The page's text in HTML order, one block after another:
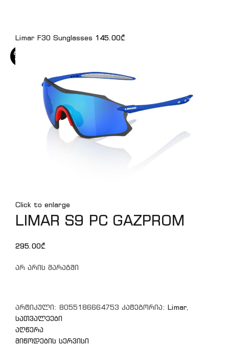
Limar F30 Sunglasses 145.00₾
ᲒᲐᲧᲘᲓ
ᲣᲚᲘᲐ
Click to enlarge
LIMAR S9 PC GAZPROM
295.00₾
არ არის მარაგში
არტიკული: 8055186664753 კატეგორია: Limar,
სათვალეები
აღწერა
მიწოდების სერვისი